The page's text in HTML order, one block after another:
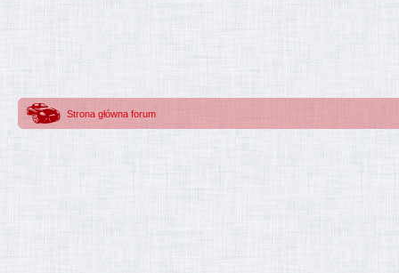
Strona główna forum